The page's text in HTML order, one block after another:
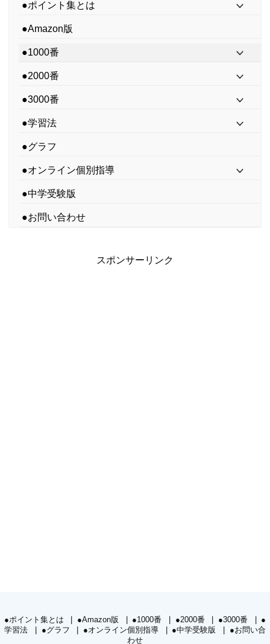
●ポイント集とは
●Amazon版
●1000番
●2000番
●3000番
●学習法
●グラフ
●オンライン個別指導
●中学受験版
●お問い合わせ
スポンサーリンク
●ポイント集とは ●Amazon版 ●1000番 ●2000番 ●3000番
●
学習法
●グラフ ●オンライン個別指導 ●中学受験版
●お問い合
わせ